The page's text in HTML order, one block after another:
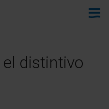
distintivo